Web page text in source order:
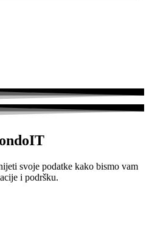
svoje podatke kako bismo vam
i podršku.